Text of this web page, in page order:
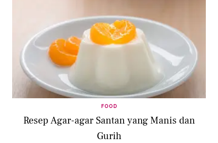
FOOD
Resep Agar-agar Santan yang Manis dan
Gurih